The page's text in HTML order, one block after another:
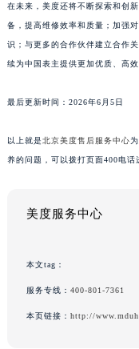
在未来，美度还将不断探索和创
备，提高维修效率和质量；加强
识；与更多的合作伙伴建立合作
续为中国表主提供更加优质、高效
最后更新时间：2026年6月5日
以上就是北京美度售后服务中心
养的问题，可以拨打页面400电话
美度服务中心
本文tag：
服务专线： 400-801-7361
本页链接： http://